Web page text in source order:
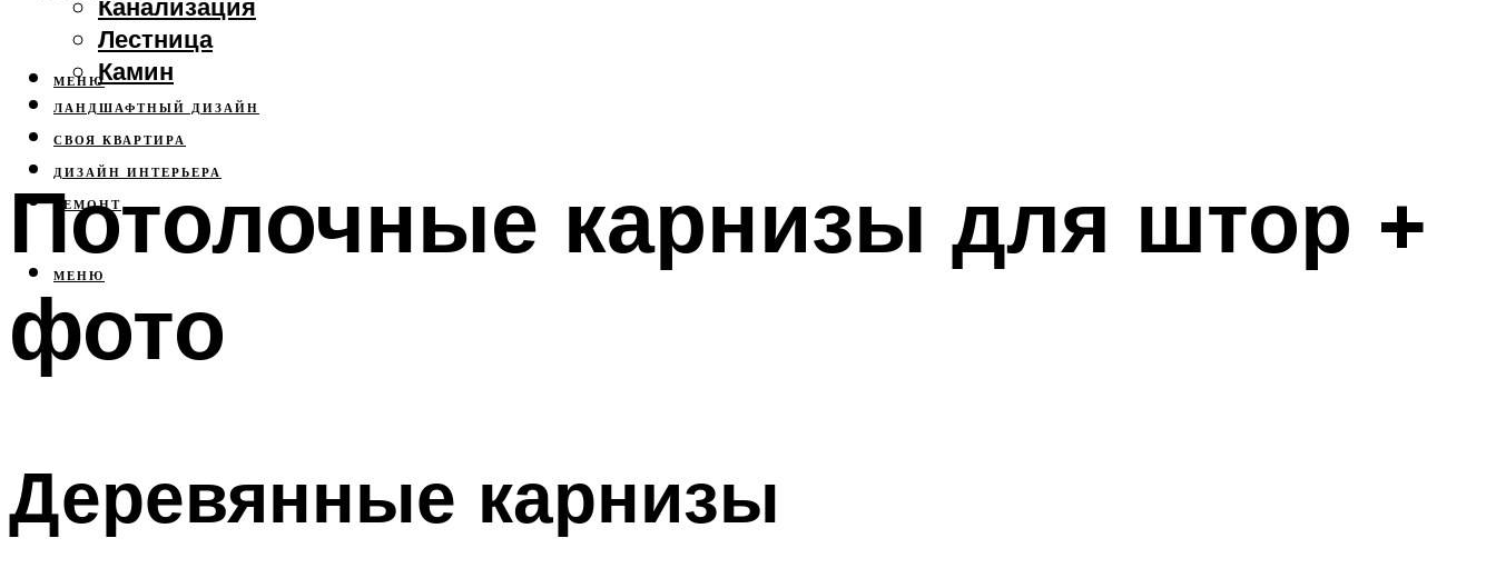
Канализация
Лестница
Камин
ЛАНДШАФТНЫЙ ДИЗАЙН
СВОЯ КВАРТИРА
ДИЗАЙН ИНТЕРЬЕРА
РЕМОНТ
МЕНЮ
МЕНЮ
Потолочные карнизы для штор +
фото
Деревянные карнизы